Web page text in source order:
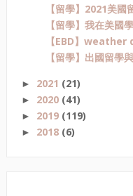
【留學】2021美
【留學】我在美國
【EBD】weather
【留學】出國留學
► 2021 (21)
► 2020 (41)
► 2019 (119)
► 2018 (6)